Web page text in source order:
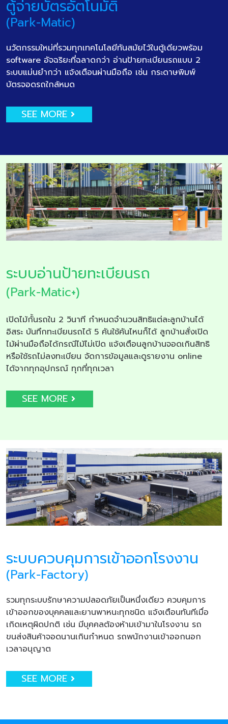
ตู้จ่ายบัตรอัตโนมัติ
(Park-Matic)
นวัตกรรมใหม่ที่รวมทุกเทคโนโลยีทันสมัยไว้ในตู้เดียวพร้อม
software อัจฉริยะที่ฉลาดกว่า อ่านป้ายทะเบียนรถแบบ 2
ระบบแม่นยำกว่า แจ้งเตือนผ่านมือถือ เช่น กระดาษพิมพ์
บัตรจอดรถใกล้หมด
SEE MORE
ระบบอ่านป้ายทะเบียนรถ
(Park-Matic+)
เปิดไม้กั้นรถใน 2 วินาที กำหนดจำนวนสิทธิแต่ละลูกบ้านได้
อิสระ บันทึกทะเบียนรถได้ 5 คันใช้คันไหนก็ได้ ลูกบ้านสั่งเปิด
ไม้ผ่านมือถือได้กรณีไม้ไม่เปิด แจ้งเตือนลูกบ้านจอดเกินสิทธิ
หรือใช้รถไม่ลงทะเบียน จัดการข้อมูลและดูรายงาน online
ได้จากทุกอุปกรณ์ ทุกที่ทุกเวลา
SEE MORE
ระบบควบคุมการเข้าออกโรงงาน
(Park-Factory)
รวมทุกระบบรักษาความปลอดภัยเป็นหนึ่งเดียว ควบคุมการ
เข้าออกของบุคคลและยานพาหนะทุกชนิด แจ้งเตือนทันทีเมื่อ
เกิดเหตุผิดปกติ เช่น มีบุคคลต้องห้ามเข้ามาในโรงงาน รถ
ขนส่งสินค้าจอดนานเกินกำหนด รถพนักงานเข้าออกนอก
เวลาอนุญาต
SEE MORE